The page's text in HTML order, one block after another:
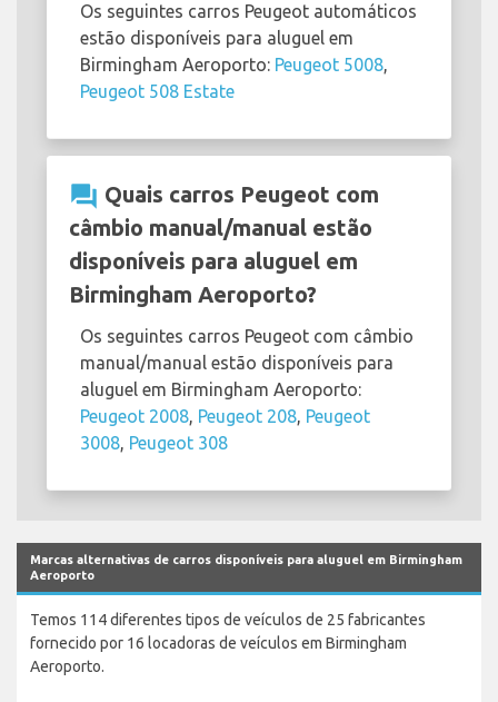
Os seguintes carros Peugeot automáticos
estão disponíveis para aluguel em
Birmingham Aeroporto: Peugeot 5008,
Peugeot 508 Estate
question_answer Quais carros Peugeot com
câmbio manual/manual estão
disponíveis para aluguel em
Birmingham Aeroporto?
Os seguintes carros Peugeot com câmbio
manual/manual estão disponíveis para
aluguel em Birmingham Aeroporto:
Peugeot 2008, Peugeot 208, Peugeot
3008, Peugeot 308
Marcas alternativas de carros disponíveis para aluguel em Birmingham
Aeroporto
Temos 114 diferentes tipos de veículos de 25 fabricantes
fornecido por 16 locadoras de veículos em Birmingham
Aeroporto.